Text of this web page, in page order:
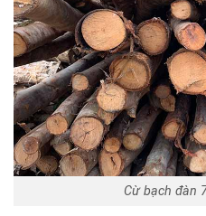
Cừ bạch đàn